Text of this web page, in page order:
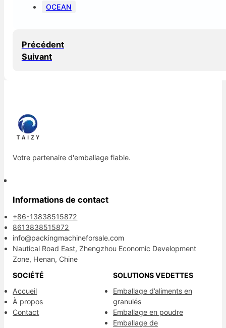
OCEAN
Précédent
Suivant
Votre partenaire d'emballage fiable.
Informations de contact
+86-13838515872
8613838515872
info@packingmachineforsale.com
Nautical Road East, Zhengzhou Economic Development
Zone, Henan, Chine
SOCIÉTÉ
Accueil
À propos
Contact
SOLUTIONS VEDETTES
Emballage d’aliments en
granulés
Emballage en poudre
Emballage de